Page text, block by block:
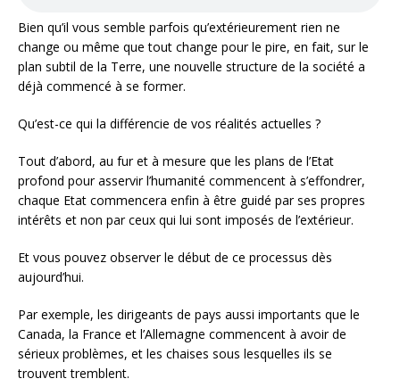
Bien qu’il vous semble parfois qu’extérieurement rien ne
change ou même que tout change pour le pire, en fait, sur le
plan subtil de la Terre, une nouvelle structure de la société a
déjà commencé à se former.
Qu’est-ce qui la différencie de vos réalités actuelles ?
Tout d’abord, au fur et à mesure que les plans de l’Etat
profond pour asservir l’humanité commencent à s’effondrer,
chaque Etat commencera enfin à être guidé par ses propres
intérêts et non par ceux qui lui sont imposés de l’extérieur.
Et vous pouvez observer le début de ce processus dès
aujourd’hui.
Par exemple, les dirigeants de pays aussi importants que le
Canada, la France et l’Allemagne commencent à avoir de
sérieux problèmes, et les chaises sous lesquelles ils se
trouvent tremblent.